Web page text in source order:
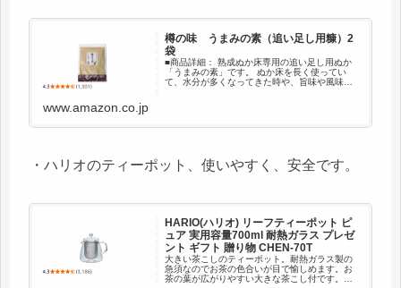
樽の味 うまみの素（追い足し用糠）2
袋
■商品詳細： 熟成ぬか床専用の追い足し用ぬか
「うまみの素」です。 ぬか床を長く使ってい
て、水分が多くなってきた時や、旨味や風味が
www.amazon.co.jp
・ハリオのティーポット、使いやすく、安全です。
HARIO(ハリオ) リーフティーポット ピ
ュア 実用容量700ml 耐熱ガラス プレゼ
ント ギフト 贈り物 CHEN-70T
大きい茶こしのティーポット。耐熱ガラス製の
急須なのでお茶の色合いが目で愉しめます。お
茶の葉が広がりやすい大きな茶こし付です。フ